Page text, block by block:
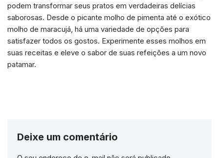
podem transformar seus pratos em verdadeiras delícias
saborosas. Desde o picante molho de pimenta até o exótico
molho de maracujá, há uma variedade de opções para
satisfazer todos os gostos. Experimente esses molhos em
suas receitas e eleve o sabor de suas refeições a um novo
patamar.
Deixe um comentário